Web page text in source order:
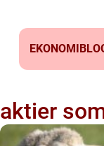
aktier